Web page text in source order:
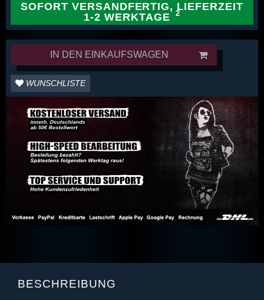
SOFORT VERSANDFERTIG, LIEFERZEIT
1-2 WERKTAGE
IN DEN EINKAUFSWAGEN
WUNSCHLISTE
BESCHREIBUNG